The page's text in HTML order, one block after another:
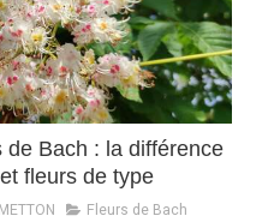
de Bach : la différence
fleurs de type
Fleurs de Bach